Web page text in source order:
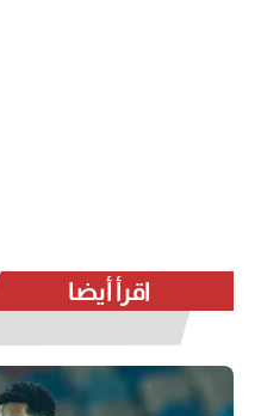
اقرأ أيضا